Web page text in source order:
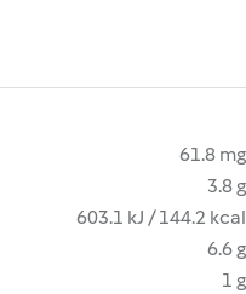
61.8 mg
3.8 g
603.1 kJ / 144.2 kcal
6.6 g
1 g